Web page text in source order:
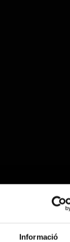
Informació